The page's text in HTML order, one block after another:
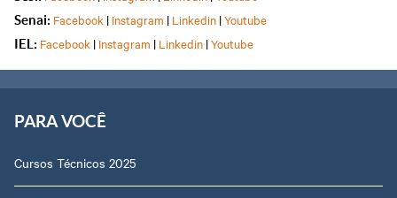
Senai: Facebook | Instagram | Linkedin |Youtube
IEL: Facebook | Instagram | Linkedin |Youtube
PARA VOCÊ
Cursos Técnicos 2025